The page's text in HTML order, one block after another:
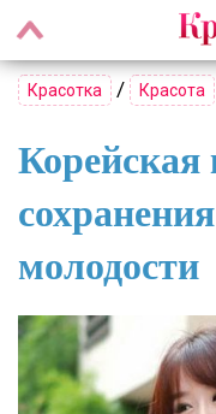
Красотка / Красота
Корейская
молодости